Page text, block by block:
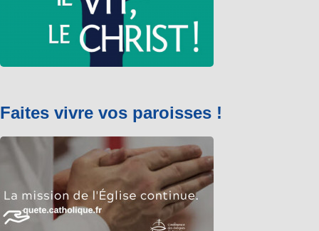
Faites vivre vos paroisses !